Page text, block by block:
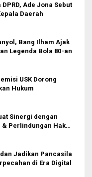
Ade Jona Sebut
Daerah
Bang Ilham Ajak
Legenda Bola 80-an
USK Dorong
Hukum
Sinergi dengan
& Perlindungan Hak
Jadikan Pancasila
di Era Digital